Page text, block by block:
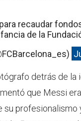
recaudar
de la
detrás de la
que Messi
su profesionalismo